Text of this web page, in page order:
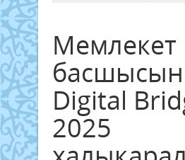
Мемлекет
Digital
2025